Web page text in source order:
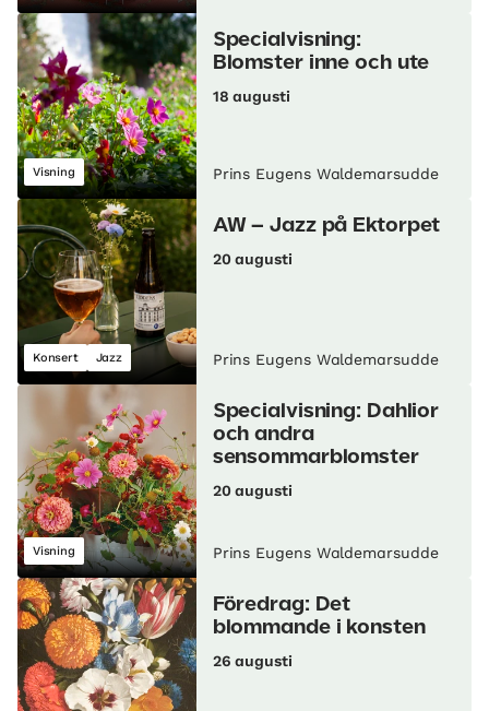
Visning
Specialvisning:
Blomster inne och ute
18 augusti
Prins Eugens Waldemarsudde
Konsert Jazz
AW – Jazz på Ektorpet
20 augusti
Prins Eugens Waldemarsudde
Visning
Specialvisning: Dahlior
och andra
sensommarblomster
20 augusti
Prins Eugens Waldemarsudde
Föredrag: Det
blommande i konsten
26 augusti